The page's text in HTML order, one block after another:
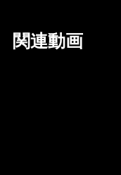
関連動画